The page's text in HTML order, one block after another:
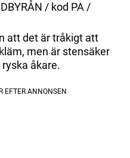
/ kod PA /
att det är tråkigt att
men är stensäker
åkare.